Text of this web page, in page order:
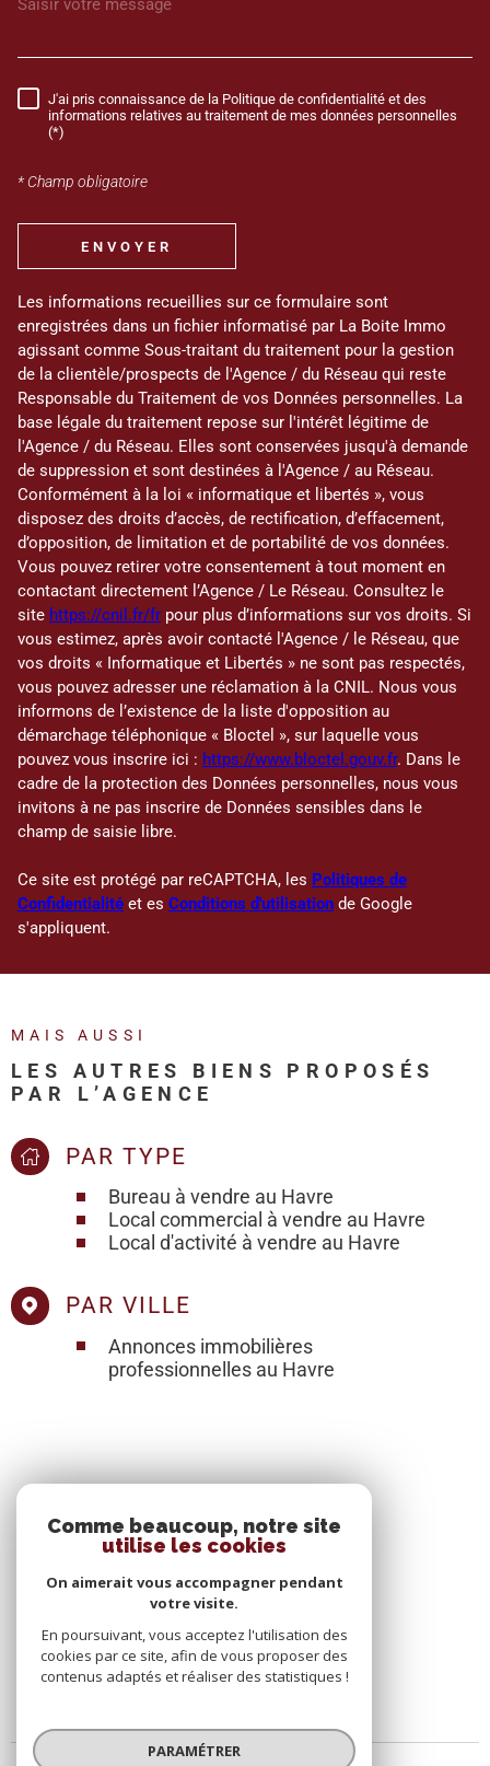
RÈGLEMENTATION
J'ai pris connaissance de la Politique de confidentialité et des
informations relatives au traitement de mes données personnelles
(*)
* Champ obligatoire
ENVOYER
Les informations recueillies sur ce formulaire sont
enregistrées dans un fichier informatisé par La Boite Immo
agissant comme Sous-traitant du traitement pour la gestion
de la clientèle/prospects de l'Agence / du Réseau qui reste
Responsable du Traitement de vos Données personnelles. La
base légale du traitement repose sur l'intérêt légitime de
l'Agence / du Réseau. Elles sont conservées jusqu'à demande
de suppression et sont destinées à l'Agence / au Réseau.
Conformément à la loi « informatique et libertés », vous
disposez des droits d’accès, de rectification, d’effacement,
d’opposition, de limitation et de portabilité de vos données.
Vous pouvez retirer votre consentement à tout moment en
contactant directement l’Agence / Le Réseau. Consultez le
site https://cnil.fr/fr pour plus d’informations sur vos droits. Si
vous estimez, après avoir contacté l'Agence / le Réseau, que
vos droits « Informatique et Libertés » ne sont pas respectés,
vous pouvez adresser une réclamation à la CNIL. Nous vous
informons de l’existence de la liste d'opposition au
démarchage téléphonique « Bloctel », sur laquelle vous
pouvez vous inscrire ici : https://www.bloctel.gouv.fr. Dans le
cadre de la protection des Données personnelles, nous vous
invitons à ne pas inscrire de Données sensibles dans le
champ de saisie libre.
Ce site est protégé par reCAPTCHA, les Politiques de
Confidentialité et es Conditions d'utilisation de Google
s'appliquent.
MAIS AUSSI
LES AUTRES BIENS PROPOSÉS
PAR L’AGENCE
PAR TYPE
Bureau à vendre au Havre
Local commercial à vendre au Havre
Local d'activité à vendre au Havre
PAR VILLE
Annonces immobilières
professionnelles au Havre
Comme beaucoup, notre site
utilise les cookies
On aimerait vous accompagner pendant
votre visite.
En poursuivant, vous acceptez l'utilisation des
cookies par ce site, afin de vous proposer des
contenus adaptés et réaliser des statistiques !
PARAMÉTRER